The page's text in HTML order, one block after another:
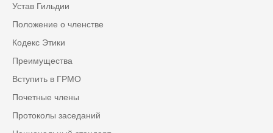
Устав Гильдии
Положение о членстве
Кодекс Этики
Преимущества
Вступить в ГРМО
Почетные члены
Протоколы заседаний